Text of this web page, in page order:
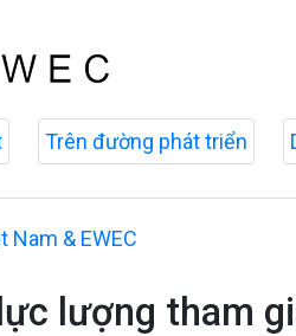
Trên đường phát triển
Nam & EWEC
lượng tham